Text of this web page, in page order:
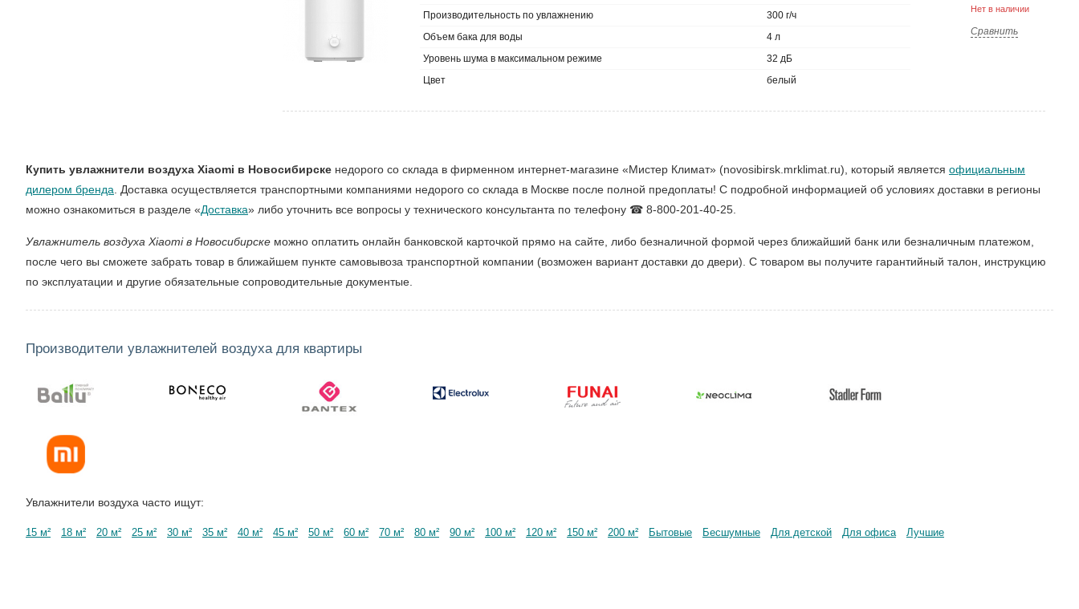
Нет в наличии
Сравнить
Производительность по увлажнению
300 г/ч
Объем бака для воды
4 л
Уровень шума в максимальном режиме
32 дБ
Цвет
белый
Купить увлажнители воздуха Xiaomi в Новосибирске недорого со склада в фирменном интернет-магазине «Мистер Климат» (novosibirsk.mrklimat.ru), который является официальным
дилером бренда . Доставка осуществляется транспортными компаниями недорого со склада в Москве после полной предоплаты! С подробной информацией об условиях доставки в регионы
можно ознакомиться в разделе «Доставка» либо уточнить все вопросы у технического консультанта по телефону ☎ 8-800-201-40-25.
Увлажнитель воздуха Xiaomi в Новосибирске можно оплатить онлайн банковской карточкой прямо на сайте, либо безналичной формой через ближайший банк или безналичным платежом,
после чего вы сможете забрать товар в ближайшем пункте самовывоза транспортной компании (возможен вариант доставки до двери). С товаром вы получите гарантийный талон, инструкцию
по эксплуатации и другие обязательные сопроводительные документые.
Производители увлажнителей воздуха для квартиры
Увлажнители воздуха часто ищут:
15 м² 18 м² 20 м² 25 м² 30 м² 35 м² 40 м² 45 м² 50 м² 60 м² 70 м² 80 м² 90 м² 100 м² 120 м² 150 м² 200 м² Бытовые Бесшумные Для детской Для офиса Лучшие